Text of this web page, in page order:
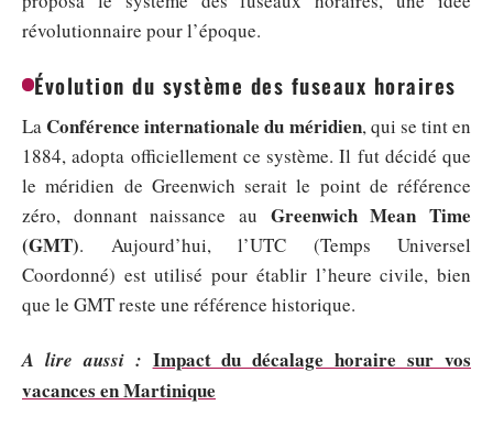
révolutionnaire pour l’époque.
Évolution du système des fuseaux horaires
La Conférence internationale du méridien, qui se tint en
1884, adopta officiellement ce système. Il fut décidé que
le méridien de Greenwich serait le point de référence
zéro, donnant naissance au Greenwich Mean Time
(GMT). Aujourd’hui, l’UTC (Temps Universel
Coordonné) est utilisé pour établir l’heure civile, bien
que le GMT reste une référence historique.
A lire aussi : Impact du décalage horaire sur vos
vacances en Martinique